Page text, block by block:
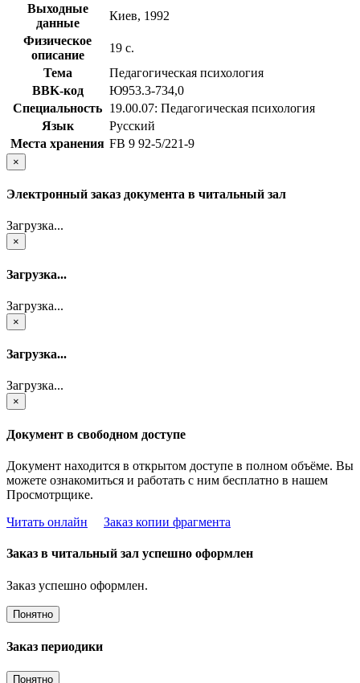
Выходные
данные
Киев, 1992
Физическое
описание
19 с.
Тема
Педагогическая психология
BBK-код
Ю953.3-734,0
Специальность 19.00.07: Педагогическая психология
Язык
Русский
Места хранения FB 9 92-5/221-9
×
Электронный заказ документа в читальный зал
Загрузка...
×
Загрузка...
Загрузка...
×
Загрузка...
Загрузка...
×
Документ в свободном доступе
Документ находится в открытом доступе в полном объёме. Вы
можете ознакомиться и работать с ним бесплатно в нашем
Просмотрщике.
Читать онлайн
Заказ копии фрагмента
Заказ в читальный зал успешно оформлен
Заказ успешно оформлен.
Понятно
Заказ периодики
Понятно